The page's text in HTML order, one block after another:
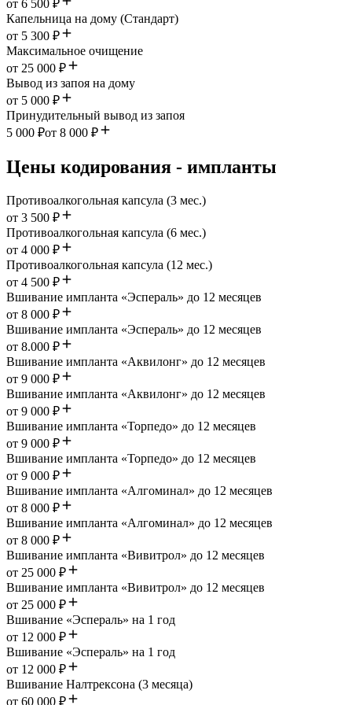
от 6 500 ₽
Капельница на дому (Стандарт)
от 5 300 ₽
Максимальное очищение
от 25 000 ₽
Вывод из запоя на дому
от 5 000 ₽
Принудительный вывод из запоя
5 000 ₽от 8 000 ₽
Цены кодирования - импланты
Противоалкогольная капсула (3 мес.)
от 3 500 ₽
Противоалкогольная капсула (6 мес.)
от 4 000 ₽
Противоалкогольная капсула (12 мес.)
от 4 500 ₽
Вшивание импланта «Эспераль» до 12 месяцев
от 8 000 ₽
Вшивание импланта «Эспераль» до 12 месяцев
от 8.000 ₽
Вшивание импланта «Аквилонг» до 12 месяцев
от 9 000 ₽
Вшивание импланта «Аквилонг» до 12 месяцев
от 9 000 ₽
Вшивание импланта «Торпедо» до 12 месяцев
от 9 000 ₽
Вшивание импланта «Торпедо» до 12 месяцев
от 9 000 ₽
Вшивание импланта «Алгоминал» до 12 месяцев
от 8 000 ₽
Вшивание импланта «Алгоминал» до 12 месяцев
от 8 000 ₽
Вшивание импланта «Вивитрол» до 12 месяцев
от 25 000 ₽
Вшивание импланта «Вивитрол» до 12 месяцев
от 25 000 ₽
Вшивание «Эспераль» на 1 год
от 12 000 ₽
Вшивание «Эспераль» на 1 год
от 12 000 ₽
Вшивание Налтрексона (3 месяца)
от 60 000 ₽